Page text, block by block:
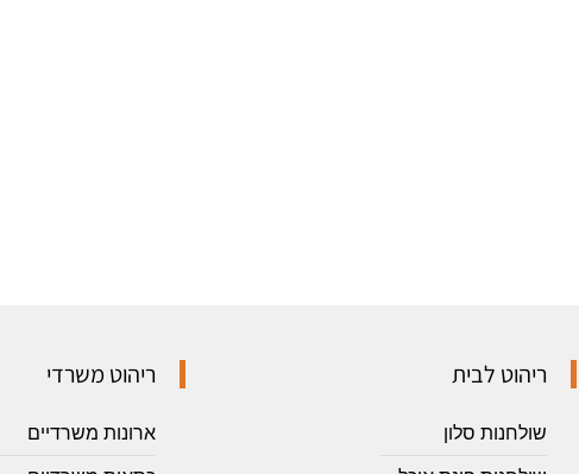
ריהוט לבית
שולחנות סלון
ריהוט משרדי
ארונות משרדיים